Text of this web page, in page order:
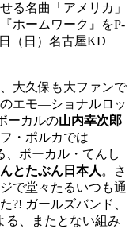
る名曲「アメリカ」
ホームワーク』をP-
（日）名古屋KD
大久保も大ファンで
エモ―ショナルロッ
ーカルの山内幸次郎
・ポルカでは
、ボーカル・てんし
とたぶん日本人 。さ
で堂々たるいつも通
?! ガールズバンド、
る、またとない組み